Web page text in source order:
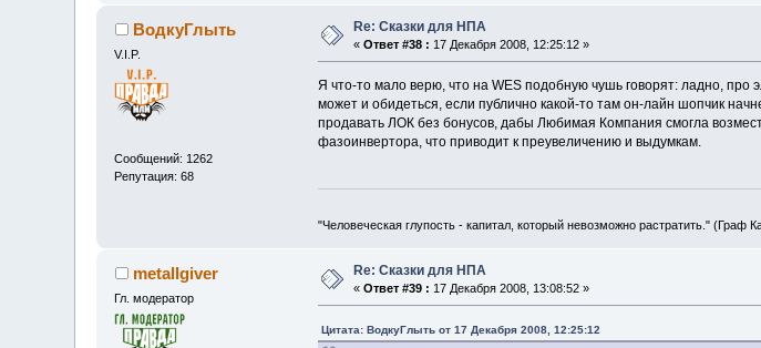
ВодкуГлыть
V.I.P.
Сообщений: 1262
Репутация: 68
Re: Сказки для НПА
«Ответ #38 : 17 Декабря 2008, 12:25:12 »
Я что-то мало верю, что на WES подобную чушь говорят: ладно, про
может и обидеться, если публично какой-то там он-лайн шопчик
продавать ЛОК без бонусов, дабы Любимая Компания смогла
фазоинвертора, что приводит к преувеличению и выдумкам.
"Человеческая глупость - капитал, который невозможно растратить." (Граф
metallgiver
Гл. модератор
Re: Сказки для НПА
«Ответ #39 : 17 Декабря 2008, 13:08:52 »
Цитата: ВодкуГлыть от 17 Декабря 2008, 12:25:12